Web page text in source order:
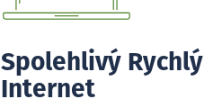
Spolehlivý Rychlý
Internet